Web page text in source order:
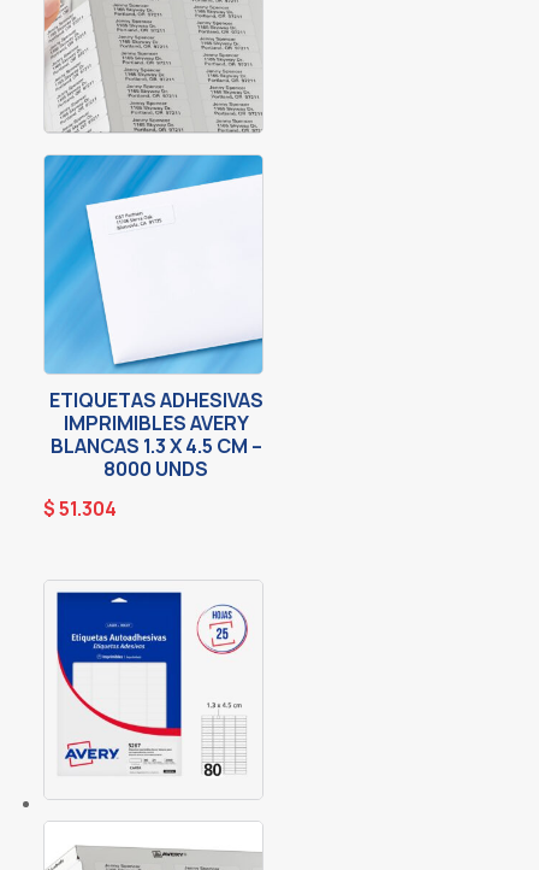
ETIQUETAS ADHESIVAS
IMPRIMIBLES AVERY
BLANCAS 1.3 X 4.5 CM –
8000 UNDS
$51.304